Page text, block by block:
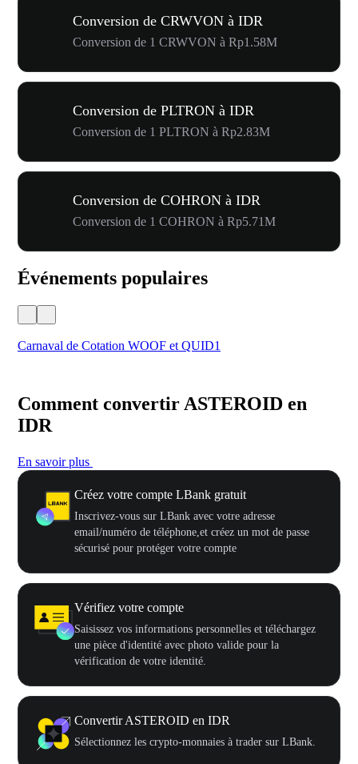
Conversion de CRWVON à IDR
Conversion de 1 CRWVON à Rp1.58M
Conversion de PLTRON à IDR
Conversion de 1 PLTRON à Rp2.83M
Conversion de COHRON à IDR
Conversion de 1 COHRON à Rp5.71M
Événements populaires
Carnaval de Cotation WOOF et QUID1
Comment convertir ASTEROID en
IDR
En savoir plus
Créez votre compte LBank gratuit
Inscrivez-vous sur LBank avec votre adresse
email/numéro de téléphone,et créez un mot de passe
sécurisé pour protéger votre compte
Vérifiez votre compte
Saisissez vos informations personnelles et téléchargez
une pièce d'identité avec photo valide pour la
vérification de votre identité.
Convertir ASTEROID en IDR
Sélectionnez les crypto-monnaies à trader sur LBank.